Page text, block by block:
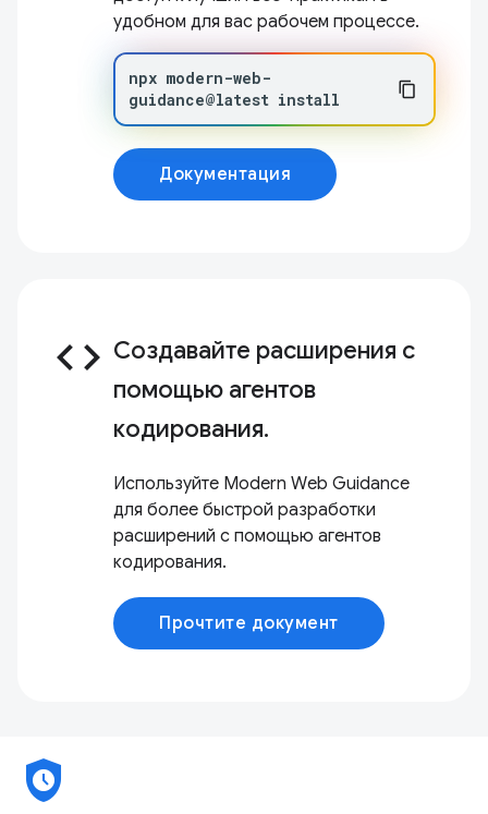
удобном для вас рабочем процессе.
npx modern-web-
guidance@latest install
Документация
code Создавайте расширения с
помощью агентов
кодирования.
Используйте Modern Web Guidance
для более быстрой разработки
расширений с помощью агентов
кодирования.
Прочтите документ
safety_check